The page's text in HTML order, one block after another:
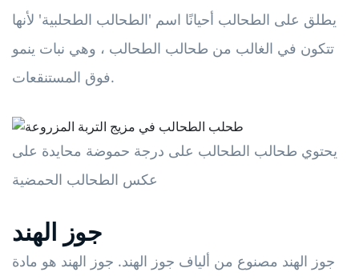
يطلق على الطحالب أحيانًا اسم 'الطحالب الطحلبية' لأنها
تتكون في الغالب من طحالب الطحالب ، وهي نبات ينمو
فوق المستنقعات.
يحتوي طحالب الطحالب على درجة حموضة محايدة على
عكس الطحالب الحمضية
جوز الهند
جوز الهند مصنوع من ألياف جوز الهند. جوز الهند هو مادة